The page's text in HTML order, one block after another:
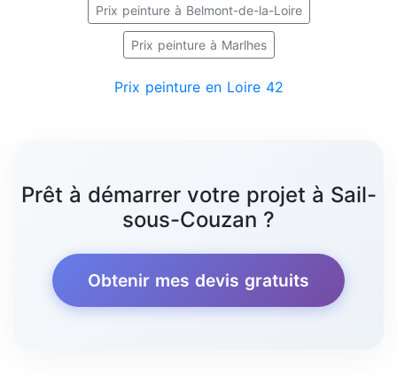
Prix peinture à Belmont-de-la-Loire
Prix peinture à Marlhes
Prix peinture en Loire 42
Prêt à démarrer votre projet à Sail-
sous-Couzan ?
Obtenir mes devis gratuits